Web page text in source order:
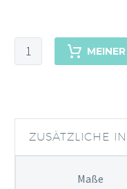
SONNENSCHIRM
270CM
ZUSÄTZLICHE
Maße